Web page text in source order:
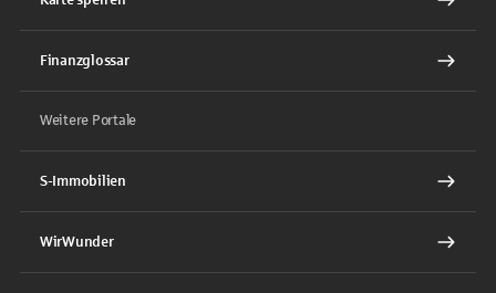
Finanzglossar
Weitere Portale
S-Immobilien
WirWunder